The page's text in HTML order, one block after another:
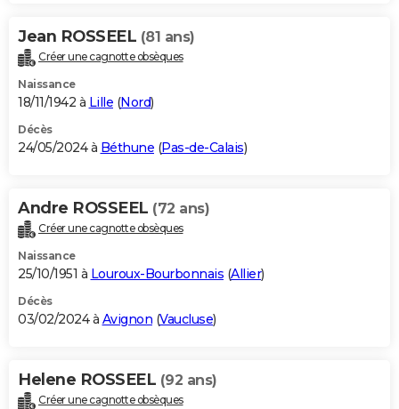
Jean ROSSEEL (81 ans)
Créer une cagnotte obsèques
Naissance
18/11/1942 à Lille (Nord)
Décès
24/05/2024 à Béthune (Pas-de-Calais)
Andre ROSSEEL (72 ans)
Créer une cagnotte obsèques
Naissance
25/10/1951 à Louroux-Bourbonnais (Allier)
Décès
03/02/2024 à Avignon (Vaucluse)
Helene ROSSEEL (92 ans)
Créer une cagnotte obsèques